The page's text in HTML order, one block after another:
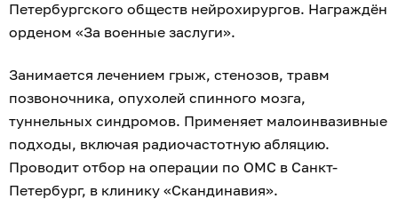
Петербургского обществ нейрохирургов. Награждён
орденом «За военные заслуги».
Занимается лечением грыж, стенозов, травм
позвоночника, опухолей спинного мозга,
туннельных синдромов. Применяет малоинвазивные
подходы, включая радиочастотную абляцию.
Проводит отбор на операции по ОМС в Санкт-
Петербург, в клинику «Скандинавия».